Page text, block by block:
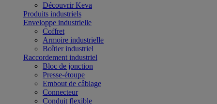
Découvrir Keva
Produits industriels
Enveloppe industrielle
Coffret
Armoire industrielle
Boîtier industriel
Raccordement industriel
Bloc de jonction
Presse-étoupe
Embout de câblage
Connecteur
Conduit flexible